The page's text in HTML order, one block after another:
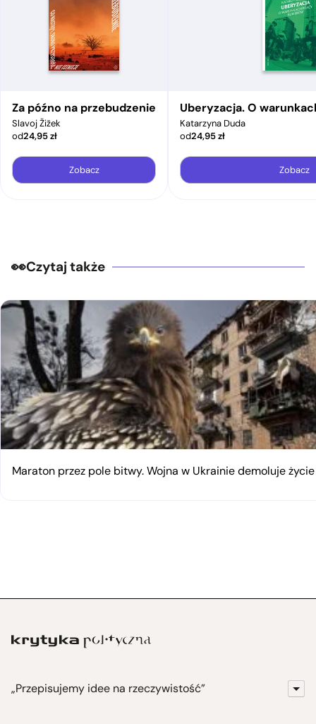
Za późno na przebudzenie
Slavoj Žižek
od24,95zł
Zobacz
Uberyzacja. O
Katarzyna Duda
od24,95zł
Zobacz
Czytaj także
Maraton przez pole bitwy. Wojna w Ukrainie demoluje
„Przepisujemy idee na rzeczywistość”